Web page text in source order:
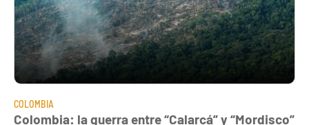
COLOMBIA
Colombia: la guerra entre “Calarcá” y “Mordisco”